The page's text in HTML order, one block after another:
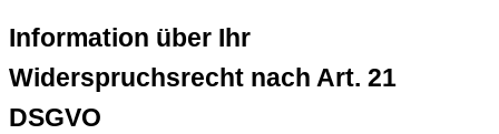
Information über Ihr
Widerspruchsrecht nach Art. 21
DSGVO